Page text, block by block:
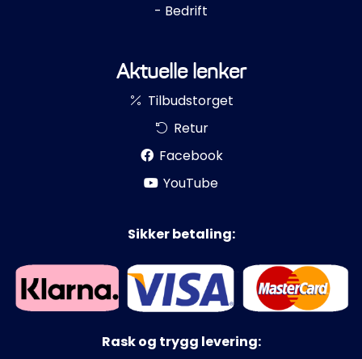
- Bedrift
Aktuelle lenker
Tilbudstorget
Retur
Facebook
YouTube
Sikker betaling:
Rask og trygg levering: